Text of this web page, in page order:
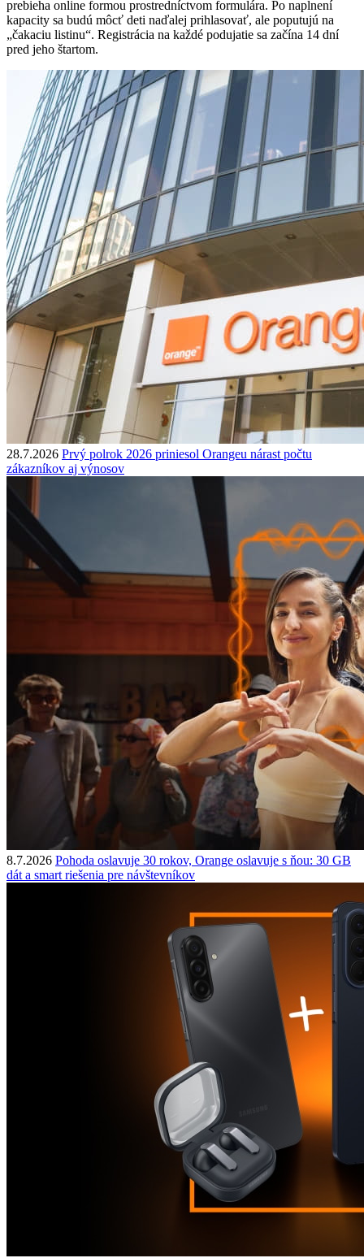
prebieha online formou prostredníctvom formulára. Po naplnení
kapacity sa budú môcť deti naďalej prihlasovať, ale poputujú na
„čakaciu listinu“. Registrácia na každé podujatie sa začína 14 dní
pred jeho štartom.
28.7.2026 Prvý polrok 2026 priniesol Orangeu nárast počtu
zákazníkov aj výnosov
8.7.2026 Pohoda oslavuje 30 rokov, Orange oslavuje s ňou: 30 GB
dát a smart riešenia pre návštevníkov